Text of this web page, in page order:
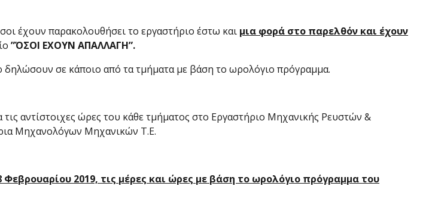
έχουν παρακολουθήσει το εργαστήριο έστω και μια φορά στο παρελθόν και έχουν
”ΌΣΟΙ ΕΧΟΥΝ ΑΠΑΛΛΑΓΗ”.
δηλώσουν σε κάποιο από τα τμήματα με βάση το ωρολόγιο πρόγραμμα.
τις αντίστοιχες ώρες του κάθε τμήματος στο Εργαστήριο Μηχανικής Ρευστών &
Μηχανολόγων Μηχανικών Τ.Ε.
2019, τις μέρες και ώρες με βάση το ωρολόγιο πρόγραμμα του